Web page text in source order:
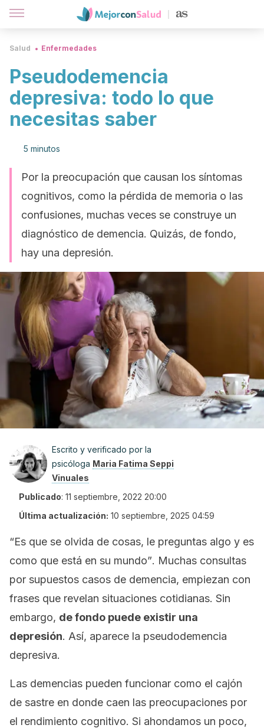
Salud Enfermedades
Pseudodemencia
depresiva: todo lo que
necesitas saber
5 minutos
Por la preocupación que causan los síntomas
cognitivos, como la pérdida de memoria o las
confusiones, muchas veces se construye un
diagnóstico de demencia. Quizás, de fondo,
hay una depresión.
Escrito y verificado por la
psicóloga Maria Fatima Seppi
Vinuales
Publicado: 11 septiembre, 2022 20:00
Última actualización: 10 septiembre, 2025 04:59
“Es que se olvida de cosas, le preguntas algo y es
como que está en su mundo”. Muchas consultas
por supuestos casos de demencia, empiezan con
frases que revelan situaciones cotidianas. Sin
embargo, de fondo puede existir una
depresión. Así, aparece la pseudodemencia
depresiva.
Las demencias pueden funcionar como el cajón
de sastre en donde caen las preocupaciones por
el rendimiento cognitivo. Si ahondamos un poco,